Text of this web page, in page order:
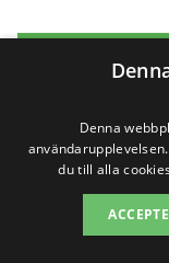
Få 3
Sök
Denna
du till alla